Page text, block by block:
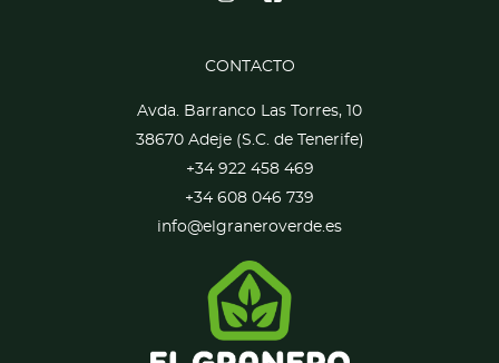
CONTACTO
Avda. Barranco Las Torres, 10
38670 Adeje (S.C. de Tenerife)
+34 922 458 469
+34 608 046 739
info@elgraneroverde.es